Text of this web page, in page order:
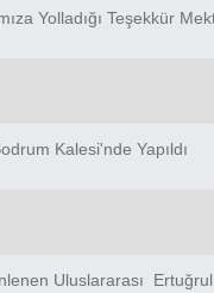
Yolladığı Teşekkür
Kalesi'nde Yapıldı
Uluslararası